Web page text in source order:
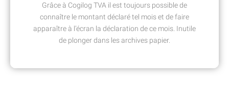
Grâce à Cogilog TVA il est toujours possible de
connaître le montant déclaré tel mois et de faire
apparaître à l’écran la déclaration de ce mois. Inutile
de plonger dans les archives papier.